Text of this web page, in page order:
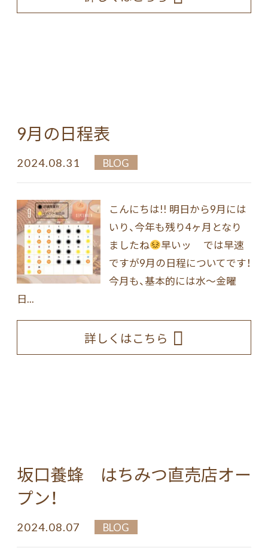
9月の日程表
2024.08.31 BLOG
こんにちは!! 明日から9月には
いり、今年も残り4ヶ月となり
ましたね
早いッ では早速
ですが9月の日程についてです！
今月も、基本的には水～金曜
日...
詳しくはこちら
坂口養蜂 はちみつ直売店オー
プン！
2024.08.07 BLOG